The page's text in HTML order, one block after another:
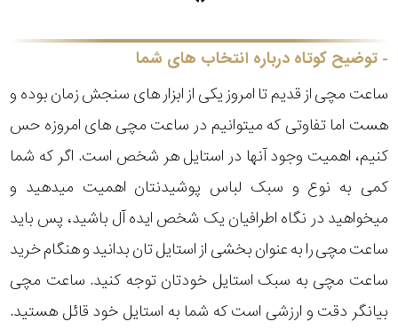
توضیح کوتاه درباره انتخاب های شما
ساعت مچی از قدیم تا امروز یکی از ابزار های سنجش زمان بوده و
هست اما تفاوتی که میتوانیم در ساعت مچی های امروزه حس
کنیم، اهمیت وجود آنها در استایل هر شخص است. اگر که شما
کمی به نوع و سبک لباس پوشیدنتان اهمیت میدهید و
میخواهید در نگاه اطرافیان یک شخص ایده آل باشید، پس باید
ساعت مچی را به عنوان بخشی از استایل تان بدانید و هنگام خرید
ساعت مچی به سبک استایل خودتان توجه کنید. ساعت مچی
بیانگر دقت و ارزشی است که شما به استایل خود قائل هستید.
اورینت
پیلار
لیکوپر
آدیداس
جنسیت
استایل